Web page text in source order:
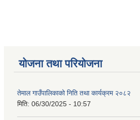
योजना तथा परियोजना
तेमाल गाउँपालिकाको निति तथा कार्यक्रम २०८२
मिति: 06/30/2025 - 10:57